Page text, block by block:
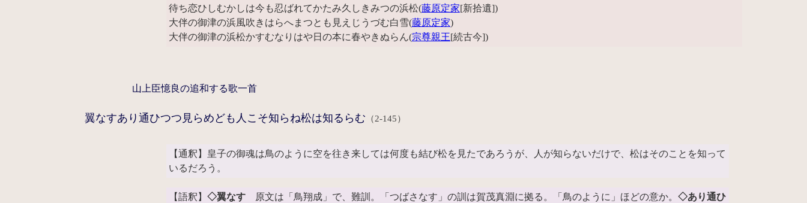
待ち恋ひしむかしは今も忍ばれてかたみ久しきみつの浜松(藤原定家[新拾遺])
大伴の御津の浜風吹きはらへまつとも見えじうづむ白雪(藤原定家)
大伴の御津の浜松かすむなりはや日の本に春やきぬらん(宗尊親王[続古今])
山上臣憶良の追和する歌一首
翼なすあり通ひつつ見らめども人こそ知らね松は知るらむ （2-145）
【通釈】皇子の御魂は鳥のように空を往き来しては何度も結び松を見たであろうが、人が知らないだけで、松はそのことを知って
いるだろう。
【語釈】 ◇翼なす原文は「鳥翔成」で、難訓。「つばさなす」の訓は賀茂真淵に拠る。「鳥のように」ほどの意か。 ◇あり通ひ